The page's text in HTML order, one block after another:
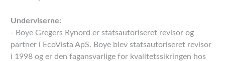
Underviserne:
- Boye Gregers Rynord er statsautoriseret revisor og
partner i EcoVista ApS. Boye blev statsautoriseret revisor
i 1998 og er den fagansvarlige for kvalitetssikringen hos